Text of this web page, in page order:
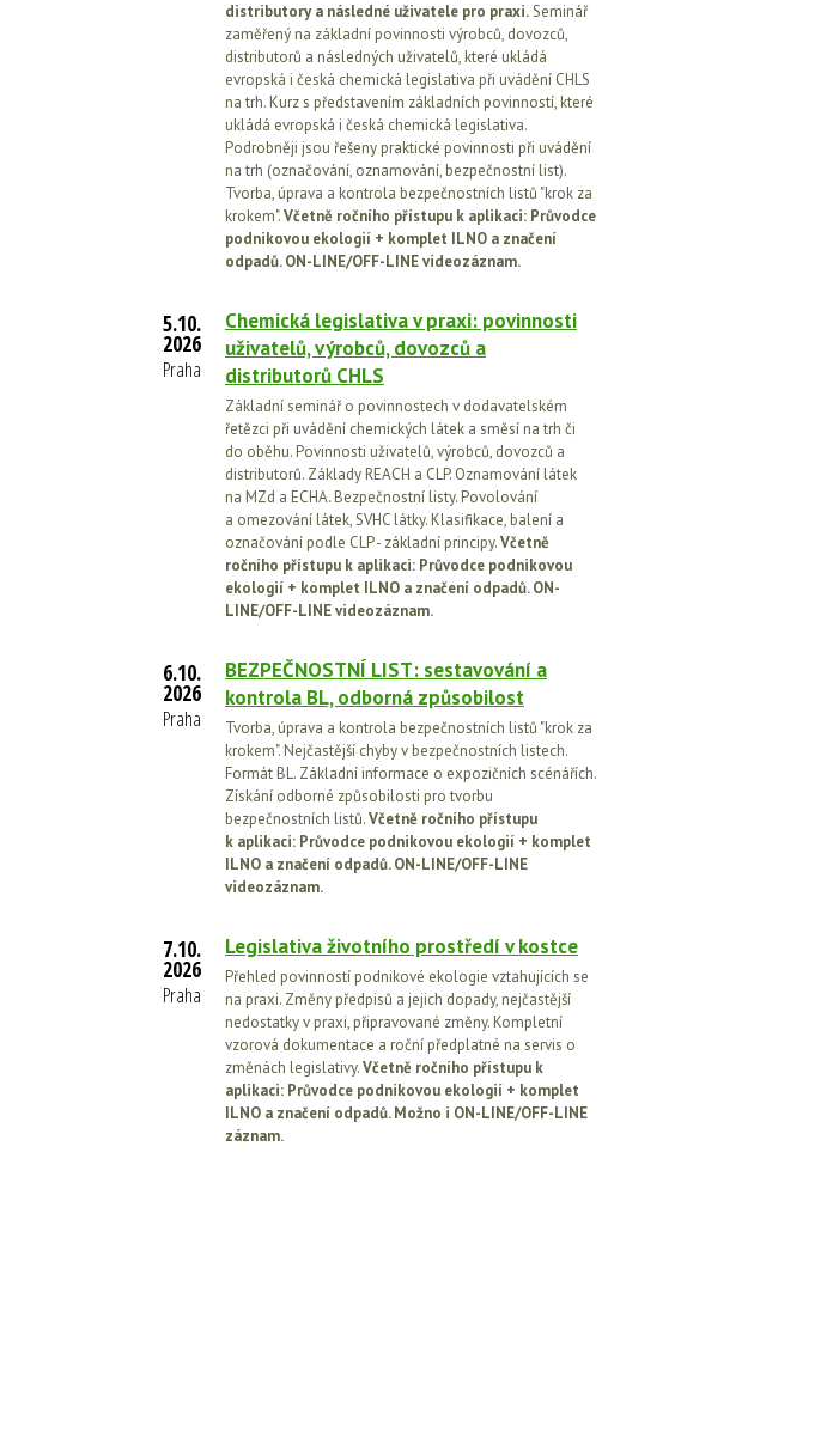
distributory a následné uživatele pro praxi.Seminář
zaměřený na základní povinnosti výrobců, dovozců,
distributorů a následných uživatelů, které ukládá
evropská i česká chemická legislativa při uvádění CHLS
na trh. Kurz s představením základních povinností, které
ukládá evropská i česká chemická legislativa.
Podrobněji jsou řešeny praktické povinnosti při uvádění
na trh (označování, oznamování, bezpečnostní list).
Tvorba, úprava a kontrola bezpečnostních listů "krok za
krokem".Včetně ročního přístupu k aplikaci: Průvodce
podnikovou ekologií + komplet ILNO a značení
odpadů. ON-LINE/OFF-LINE videozáznam.
5.10.
2026
Praha
Chemická legislativa v praxi: povinnosti
uživatelů, výrobců, dovozců a
distributorů CHLS
Základní seminář o povinnostech v dodavatelském
řetězci při uvádění chemických látek a směsí na trh či
do oběhu. Povinnosti uživatelů, výrobců, dovozců a
distributorů. Základy REACH a CLP. Oznamování látek
na MZd a ECHA. Bezpečnostní listy. Povolování
a omezování látek, SVHC látky. Klasifikace, balení a
označování podle CLP - základní principy.Včetně
ročního přístupu k aplikaci: Průvodce podnikovou
ekologií + komplet ILNO a značení odpadů. ON-
LINE/OFF-LINE videozáznam.
6.10.
2026
Praha
BEZPEČNOSTNÍ LIST: sestavování a
kontrola BL, odborná způsobilost
Tvorba, úprava a kontrola bezpečnostních listů "krok za
krokem". Nejčastější chyby v bezpečnostních listech.
Formát BL. Základní informace o expozičních scénářích.
Získání odborné způsobilosti pro tvorbu
bezpečnostních listů.Včetně ročního přístupu
k aplikaci: Průvodce podnikovou ekologií + komplet
ILNO a značení odpadů. ON-LINE/OFF-LINE
videozáznam.
7.10.
2026
Praha
Legislativa životního prostředí v kostce
Přehled povinností podnikové ekologie vztahujících se
na praxi. Změny předpisů a jejich dopady, nejčastější
nedostatky v praxi, připravované změny. Kompletní
vzorová dokumentace a roční předplatné na servis o
změnách legislativy.Včetně ročního přístupu k
aplikaci: Průvodce podnikovou ekologií + komplet
ILNO a značení odpadů. Možno i ON-LINE/OFF-LINE
záznam.